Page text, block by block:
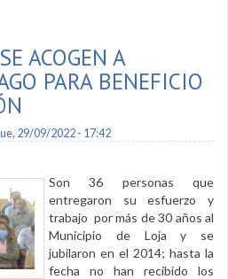
ACOGEN A
PARA BENEFICIO
29/09/2022 - 17:42
Son 36 personas que
entregaron su esfuerzo y
trabajo por más de 30 años al
Municipio de Loja y se
jubilaron en el 2014; hasta la
fecha no han recibido los